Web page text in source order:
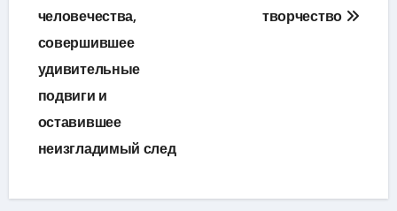
человечества,
совершившее
удивительные
подвиги и
оставившее
неизгладимый след
творчество